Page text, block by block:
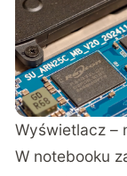
Wyświetlacz –
W notebooku